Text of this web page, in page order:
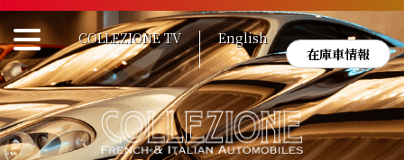
Skip
to
content
COLLEZIONE TV
English
在庫車情報